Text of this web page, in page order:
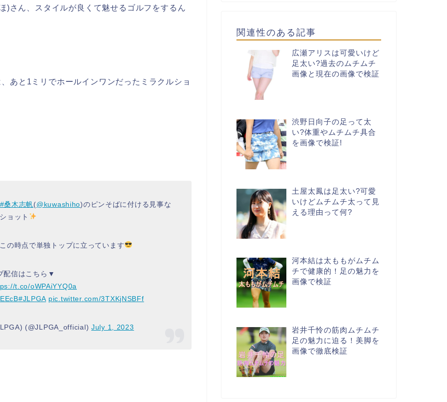
)さん、スタイルが良くて魅せるゴルフをするん
あと1ミリでホールインワンだったミラクルショ
#桑木志帆(@kuwashiho)のピンそばに付ける見事な
ショット
の時点で単独トップに立っています
配信はこちら▼
t.co/oWPAiYYQ0a
#JLPGA pic.twitter.com/3TXKjNSBFf
(@JLPGA_official) July 1, 2023
関連性のある記事
広瀬アリスは可愛いけど
足太い?過去のムチムチ
画像と現在の画像で検証
渋野日向子の足って太
い?体重やムチムチ具合
を画像で検証!
土屋太鳳は足太い?可愛
いけどムチムチ太って見
える理由って何?
河本結は太ももがムチム
チで健康的！足の魅力を
画像で検証
岩井千怜の筋肉ムチムチ
足の魅力に迫る！美脚を
画像で徹底検証